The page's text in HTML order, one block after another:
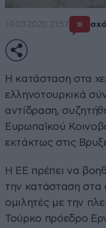
10·03·2020 21:57 18
Η κατάσταση στα
ελληνοτουρκικά
αντίδραση,
Ευρωπαϊκού
εκτάκτως στις
Η ΕΕ πρέπει να
την κατάσταση στα
ομιλητές με την
Τούρκο πρόεδρο